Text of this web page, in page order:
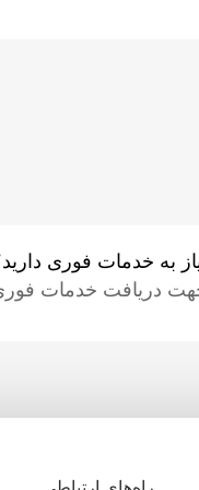
به خدمات فوری
دریافت خدمات